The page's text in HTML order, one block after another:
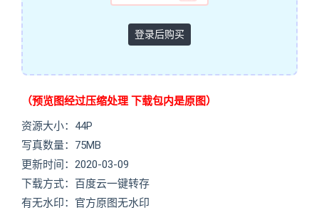
登录后购买
（预览图经过压缩处理 下载包内是原图）
资源大小：44P
写真数量：75MB
更新时间：2020-03-09
下载方式：百度云一键转存
有无水印：官方原图无水印